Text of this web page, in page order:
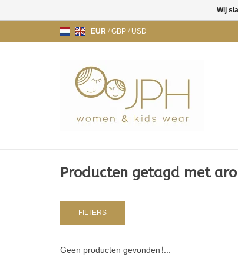
EUR/GBP/USD
Producten getagd met
FILTERS
Geen producten gevonden!...
Wij